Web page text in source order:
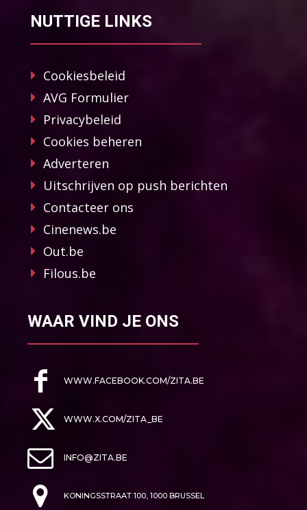
NUTTIGE LINKS
Cookiesbeleid
AVG Formulier
Privacybeleid
Cookies beheren
Adverteren
Uitschrijven op push berichten
Contacteer ons
Cinenews.be
Out.be
Filous.be
WAAR VIND JE ONS
WWW.FACEBOOK.COM/ZITA.BE
WWW.X.COM/ZITA_BE
INFO@ZITA.BE
KONINGSSTRAAT 100, 1000 BRUSSEL